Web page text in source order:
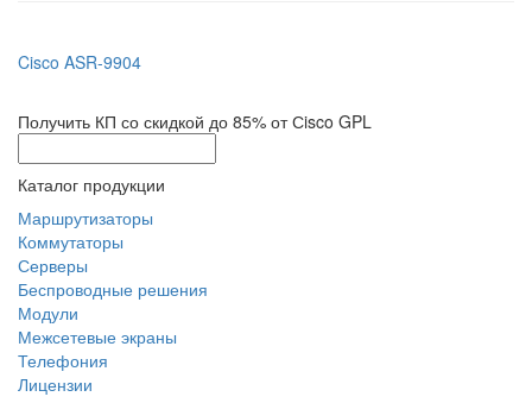
Cisco ASR-9904
Получить КП со скидкой до 85% от Сisco GPL
Каталог продукции
Маршрутизаторы
Коммутаторы
Серверы
Беспроводные решения
Модули
Межсетевые экраны
Телефония
Лицензии